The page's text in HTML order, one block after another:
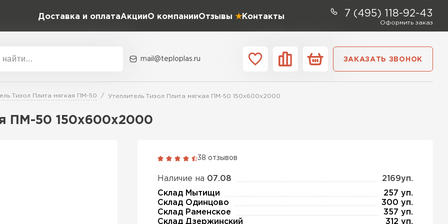
Доставка и оплатаАкцииО компанииОтзывы Контакты 7 (495) 118-92-43
Оформить заказ
mail@teploplas.ru ЗАКАЗАТЬ ЗВОНОК
Тизол Плита мягкая ПМ-50 Утеплитель Тизол Плита мягкая ПМ-50 150х600х2000
ПМ-50 150х600х2000
38 отзывов
Наличие на 07.08
2169уп.
Склад Мытищи
257 уп.
Склад Одинцово
300 уп.
Склад Раменское
357 уп.
Склад Дзержинский
312 уп.
Контакты
ПЕРЕЙТИ
Утеплитель Дирок
ПЕРЕЙТИ